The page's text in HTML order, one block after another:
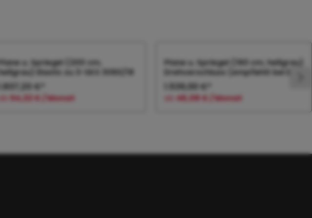
Plane u. Spriegel (200 cm,
hellgrau) Elastic zu 3-SKS 3060/18
1.807,20 €*
ab 54,22 € / Monat
Plane u. Spriegel (160 cm, hellgrau)
Drehverschluss (empfiehlt bei Bl.
1.536,00 €*
ab 46,08 € / Monat